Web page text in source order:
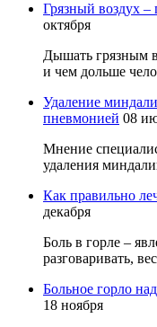
Грязный воздух –
октября
Дышать грязным
и чем дольше
Удаление
пневмонией 08
Мнение
удаления
Как правильно
декабря
Боль в горле –
разговаривать,
Больное горло
18 ноября